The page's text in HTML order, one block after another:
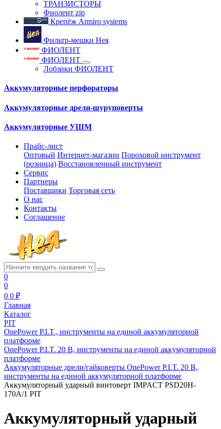
ТРАНЗИСТОРЫ
Фиолент zip
Крепёж Armiro systems
Фильтр-мешки Нея
ФИОЛЕНТ
ФИОЛЕНТ
Лобзики ФИОЛЕНТ
Аккумуляторные перфораторы
Аккумуляторные дрели-шуруповерты
Аккумуляторные УШМ
Прайс-лист
Оптовый Интернет-магазин Пороховой инструмент
(розница) Восстановленный инструмент
Сервис
Партнеры
Поставщики Торговая сеть
О нас
Контакты
Соглашение
0
0
0 0 ₽
Главная
Каталог
PIT
OnePower P.I.T., инструменты на единой аккумуляторной
платформе
OnePower P.I.T. 20 В, инструменты на единой аккумуляторной
платформе
Аккумуляторные дрели/гайковерты OnePower P.I.T. 20 В,
инструменты на единой аккумуляторной платформе
Аккумуляторный ударный винтоверт IMPACT PSD20H-
170A/1 PIT
Аккумуляторный ударный